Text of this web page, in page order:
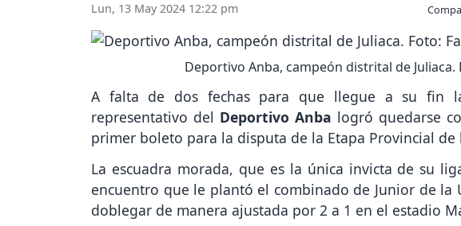
Lun, 13 May 2024 12:22 pm
Deportivo Anba, campeón distrital de
A falta de dos fechas para que llegue a su fin
representativo del Deportivo Anba logró quedarse
primer boleto para la disputa de la Etapa Provincial de
La escuadra morada, que es la única invicta de su
encuentro que le plantó el combinado de Junior de
doblegar de manera ajustada por 2 a 1 en el estadio